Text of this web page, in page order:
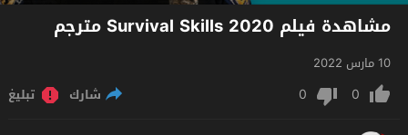
مشاهدة فيلم Survival Skills 2020 مترجم
10 مارس 2022
0
0 شارك تبليغ